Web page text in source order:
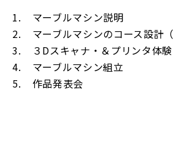
1. マーブルマシン説明
2. マーブルマシンのコース設計（
3. ３Dスキャナ・＆プリンタ体験
4. マーブルマシン組立
5. 作品発表会